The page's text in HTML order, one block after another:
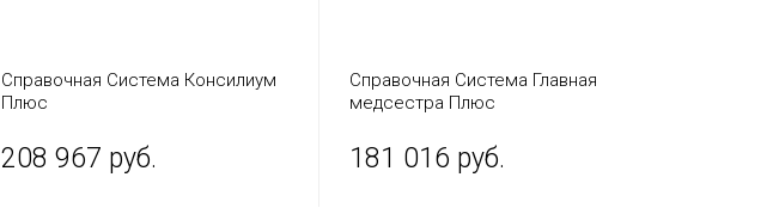
Справочная Система Консилиум
Плюс
208 967 руб.
Справочная Система Главная
медсестра Плюс
181 016 руб.